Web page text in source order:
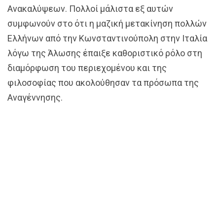
Ανακαλύψεων. Πολλοί μάλιστα εξ αυτών
συμφωνούν στο ότι η μαζική μετακίνηση πολλών
Ελλήνων από την Κωνσταντινούπολη στην Ιταλία
λόγω της Άλωσης έπαιξε καθοριστικό ρόλο στη
διαμόρφωση του περιεχομένου και της
φιλοσοφίας που ακολούθησαν τα πρόσωπα της
Αναγέννησης.